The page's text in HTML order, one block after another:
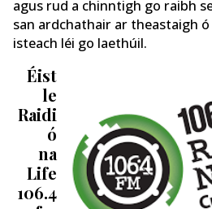
agus rud a chinntigh go raibh
san ardchathair ar theastaigh
isteach léi go laethúil.
Éist
le
Raidi
ó
na
Life
106.4